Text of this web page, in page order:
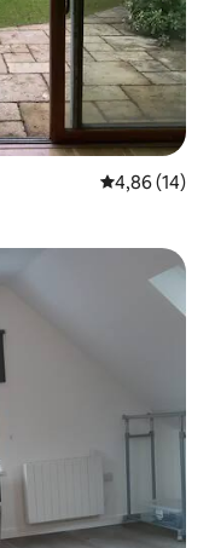
4,86 de uma
4,86 (14)